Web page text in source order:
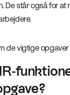
De står også for at
de vigtige opgaver